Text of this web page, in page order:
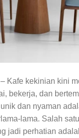
– Kafe kekinian kini
bekerja, dan
dan nyaman
lama. Salah
jadi perhatian